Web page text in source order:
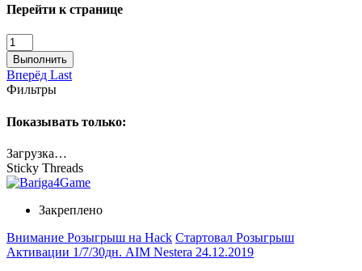
Перейти к странице
Выполнить
Вперёд Last
Фильтры
Показывать только:
Загрузка…
Sticky Threads
Закреплено
Внимание Розыгрыш на Hack Стартовал Розыгрыш
Активации 1/7/30дн. AIM Nestera 24.12.2019